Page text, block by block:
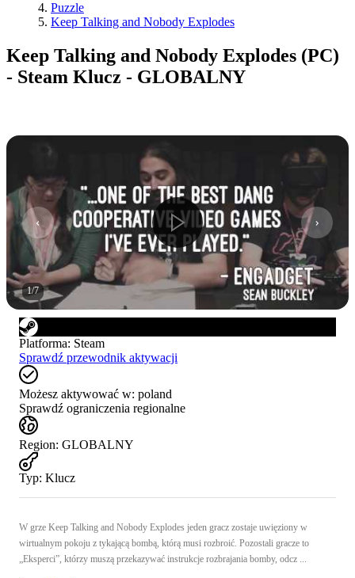
Puzzle
Keep Talking and Nobody Explodes
Keep Talking and Nobody Explodes (PC)
- Steam Klucz - GLOBALNY
1/7
Platforma: Steam
Sprawdź przewodnik aktywacji
Możesz aktywować w: poland
Sprawdź ograniczenia regionalne
Region: GLOBALNY
Typ: Klucz
W grze Keep Talking and Nobody Explodes jeden gracz zostaje uwięziony w
wirtualnym pokoju z tykającą bombą, którą musi rozbroić. Pozostali gracze to
„Eksperci”, którzy muszą przekazywać instrukcje rozbrajania bomby, odcz ...